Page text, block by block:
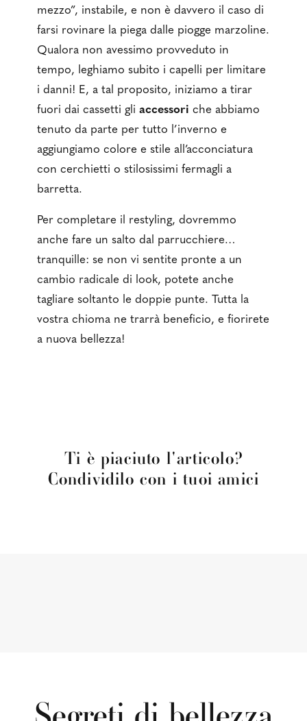
mezzo”, instabile, e non è davvero il caso di
farsi rovinare la piega dalle piogge marzoline.
Qualora non avessimo provveduto in
tempo, leghiamo subito i capelli per limitare
i danni! E, a tal proposito, iniziamo a tirar
fuori dai cassetti gliaccessori che abbiamo
tenuto da parte per tutto l’inverno e
aggiungiamo colore e stile all’acconciatura
con cerchietti o stilosissimi fermagli a
barretta.
Per completare il restyling, dovremmo
anche fare un salto dal parrucchiere…
tranquille: se non vi sentite pronte a un
cambio radicale di look, potete anche
tagliare soltanto le doppie punte. Tutta la
vostra chioma ne trarrà beneficio, e fiorirete
a nuova bellezza!
Ti è piaciuto l'articolo?
Condividilo con i tuoi amici